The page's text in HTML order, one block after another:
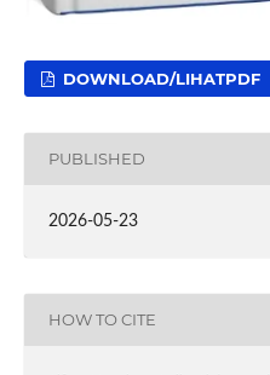
DOWNLOAD/LIHATPDF
PUBLISHED
2026-05-23
HOW TO CITE